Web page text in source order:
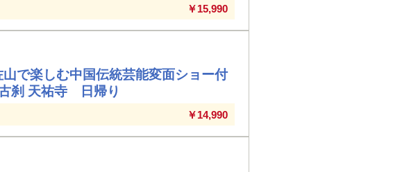
￥15,990
で楽しむ中国伝統芸能変面ショー付
刹 天祐寺 日帰り
￥14,990